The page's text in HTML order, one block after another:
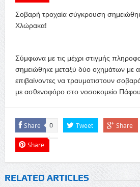
Σοβαρή τροχαία σύγκρουση
Χλώρακα!
Σύμφωνα με τις μέχρι στιγμής
σημειώθηκε μεταξύ δύο οχημάτων με
επιβαίνοντες να τραυματιστουν
με ασθενοφόρο στο νοσοκομείο
Share 0 Tweet Share
Share
RELATED ARTICLES